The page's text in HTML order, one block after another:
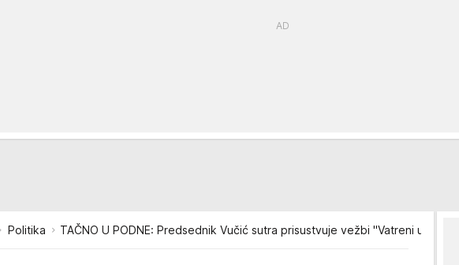
Politika TAČNO U PODNE: Predsednik Vučić sutra prisustvuje vežbi "Vatreni udar